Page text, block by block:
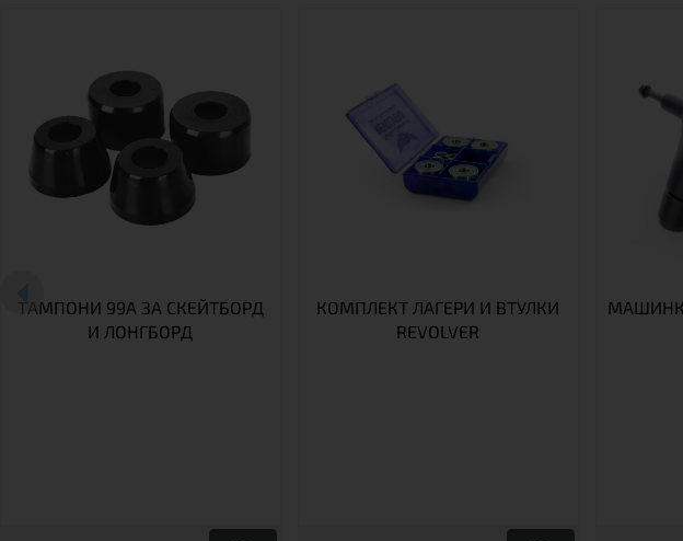
ТАМПОНИ 99A ЗА СКЕЙТБОРД
И ЛОНГБОРД
КОМПЛЕКТ ЛАГЕРИ И ВТУЛКИ
REVOLVER